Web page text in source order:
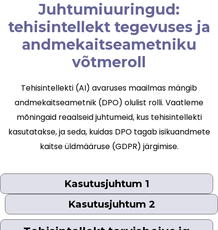
Juhtumiuuringud:
tehisintellekt tegevuses ja
andmekaitseametniku
võtmeroll
Tehisintellekti (AI) avaruses maailmas mängib
andmekaitseametnik (DPO) olulist rolli. Vaatleme
mõningaid reaalseid juhtumeid, kus tehisintellekti
kasutatakse, ja seda, kuidas DPO tagab isikuandmete
kaitse üldmääruse (GDPR) järgimise.
Kasutusjuhtum 1
Kasutusjuhtum 2